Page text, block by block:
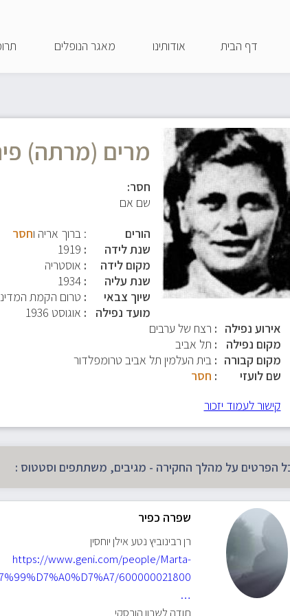
העיקרי
דף הבית אודותינו מאגר הנופלים
מרים (מרתה)
חסר:
שם אם
הורים
: ברוך אריה וחסר
שנת לידה
1919
מקום לידה
אוסטריה
שנת עליה
1934
שיוך צבאי
טרום הקמת
מועד נפילה
אוגוסט 1936
אירוע נפילה
רצח של ערבים
מקום נפילה
תל אביב
מקום קבורה
בית העלמין תל אביב טרומפלדור
שם לועזי
חסר
קישור לעמוד יזכור
הפרטים על מהלך החקירה - מגיבים, משתתפים וסטטוס :
שפרה כפיר
רן רבינוביץ נטע אילן יוחסין
https://www.geni.com/people/Marta-
600000021800
…
תודה לשרון הורסקי